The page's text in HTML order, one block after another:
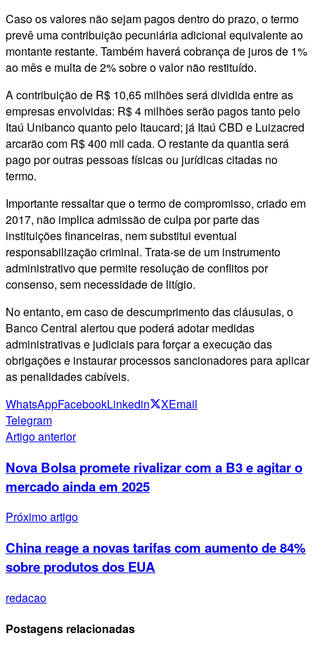
Caso os valores não sejam pagos dentro do prazo, o termo
prevê uma contribuição pecuniária adicional equivalente ao
montante restante. Também haverá cobrança de juros de 1%
ao mês e multa de 2% sobre o valor não restituído.
A contribuição de R$ 10,65 milhões será dividida entre as
empresas envolvidas: R$ 4 milhões serão pagos tanto pelo
Itaú Unibanco quanto pelo Itaucard; já Itaú CBD e Luizacred
arcarão com R$ 400 mil cada. O restante da quantia será
pago por outras pessoas físicas ou jurídicas citadas no
termo.
Importante ressaltar que o termo de compromisso, criado em
2017, não implica admissão de culpa por parte das
instituições financeiras, nem substitui eventual
responsabilização criminal. Trata-se de um instrumento
administrativo que permite resolução de conflitos por
consenso, sem necessidade de litígio.
No entanto, em caso de descumprimento das cláusulas, o
Banco Central alertou que poderá adotar medidas
administrativas e judiciais para forçar a execução das
obrigações e instaurar processos sancionadores para aplicar
as penalidades cabíveis.
WhatsAppFacebookLinkedin XEmail
Telegram
Artigo anterior
Nova Bolsa promete rivalizar com a B3 e agitar o
mercado ainda em 2025
Próximo artigo
China reage a novas tarifas com aumento de 84%
sobre produtos dos EUA
redacao
Postagens relacionadas